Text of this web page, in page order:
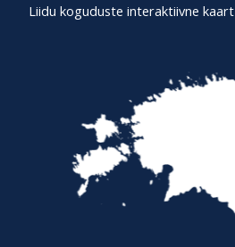
Liidu koguduste interaktiivne kaart